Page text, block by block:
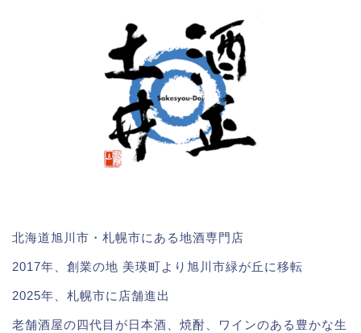
北海道旭川市・札幌市にある地酒専門店
2017年、創業の地 美瑛町より旭川市緑が丘に移転
2025年、札幌市に店舗進出
老舗酒屋の四代目が日本酒、焼酎、ワインのある豊かな生